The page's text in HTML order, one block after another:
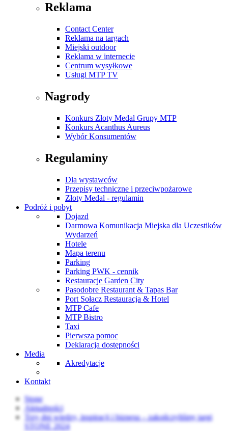
Reklama
Contact Center
Reklama na targach
Miejski outdoor
Reklama w internecie
Centrum wysyłkowe
Usługi MTP TV
Nagrody
Konkurs Złoty Medal Grupy MTP
Konkurs Acanthus Aureus
Wybór Konsumentów
Regulaminy
Dla wystawców
Przepisy techniczne i przeciwpożarowe
Złoty Medal - regulamin
Podróż i pobyt
Dojazd
Darmowa Komunikacja Miejska dla Uczestików
Wydarzeń
Hotele
Mapa terenu
Parking
Parking PWK - cennik
Restauracje Garden City
Pasodobre Restaurant & Tapas Bar
Port Sołacz Restauracja & Hotel
MTP Cafe
MTP Bistro
Taxi
Pierwsza pomoc
Deklaracja dostępności
Media
Akredytacje
Kontakt
Stone
Aktualności
Trzy dni wiedzy, inspiracji i biznesu – zakończyliśmy targi
STONE 2024